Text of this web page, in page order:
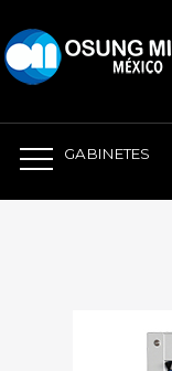
GABINETES